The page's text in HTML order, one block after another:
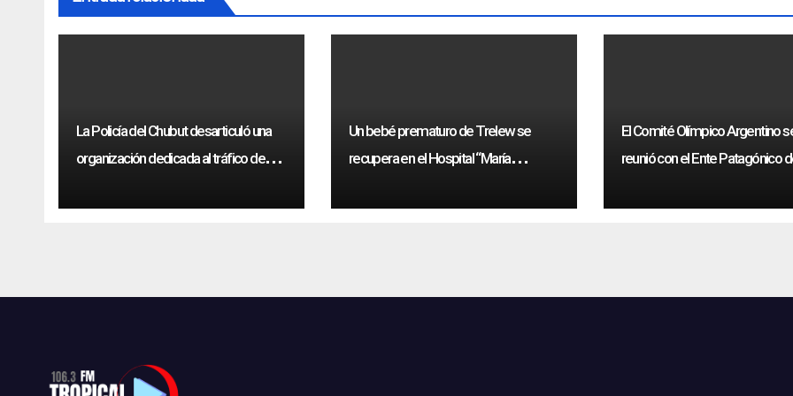
La Policía del Chubut desarticuló una
organización dedicada al tráfico de
Un bebé prematuro de Trelew se
recupera en el Hospital “María
El Comité Olímpico Argentino
reunió con el Ente Patagónico